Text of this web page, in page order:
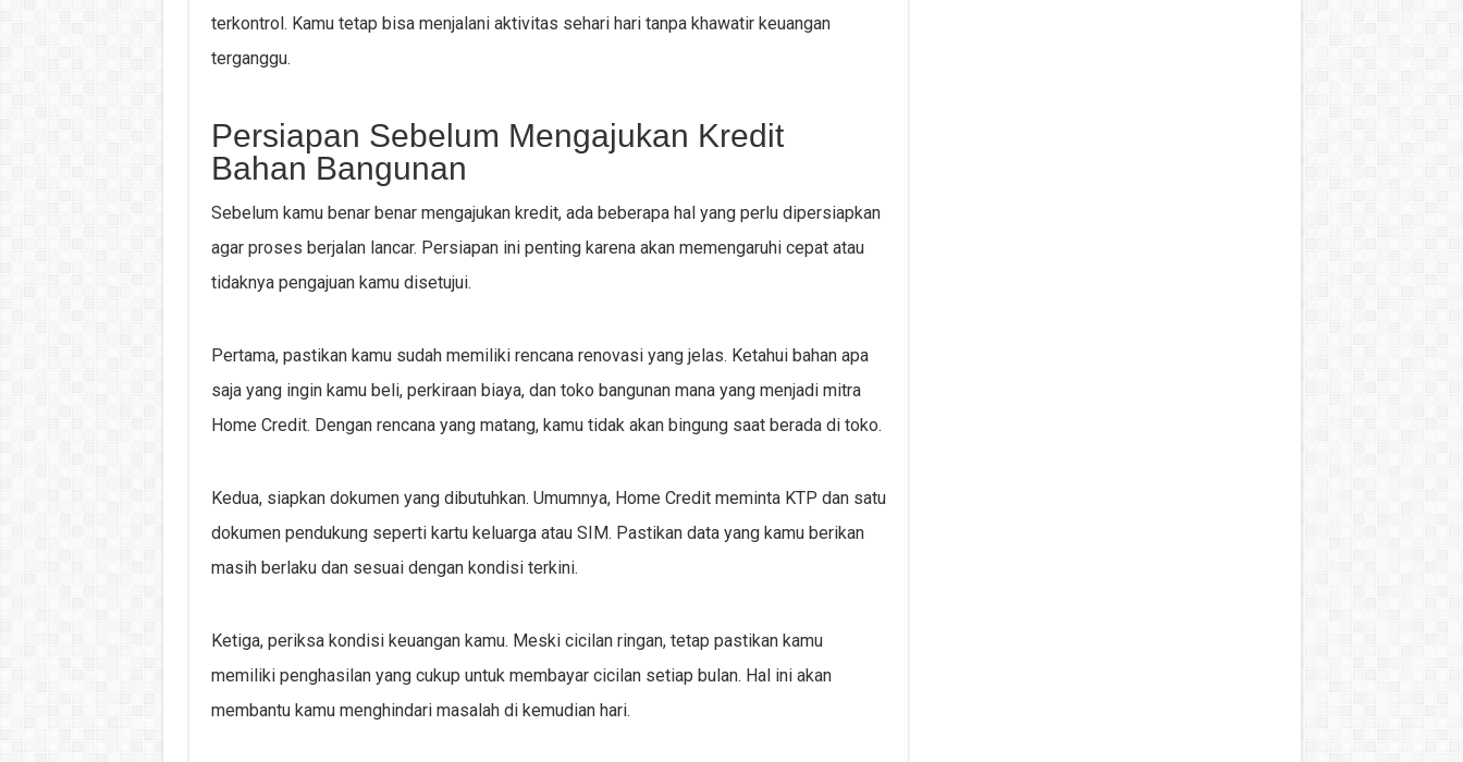
terkontrol. Kamu tetap bisa menjalani aktivitas sehari hari tanpa khawatir keuangan
terganggu.
Persiapan Sebelum Mengajukan Kredit
Bahan Bangunan
Sebelum kamu benar benar mengajukan kredit, ada beberapa hal yang perlu dipersiapkan
agar proses berjalan lancar. Persiapan ini penting karena akan memengaruhi cepat atau
tidaknya pengajuan kamu disetujui.
Pertama, pastikan kamu sudah memiliki rencana renovasi yang jelas. Ketahui bahan apa
saja yang ingin kamu beli, perkiraan biaya, dan toko bangunan mana yang menjadi mitra
Home Credit. Dengan rencana yang matang, kamu tidak akan bingung saat berada di toko.
Kedua, siapkan dokumen yang dibutuhkan. Umumnya, Home Credit meminta KTP dan satu
dokumen pendukung seperti kartu keluarga atau SIM. Pastikan data yang kamu berikan
masih berlaku dan sesuai dengan kondisi terkini.
Ketiga, periksa kondisi keuangan kamu. Meski cicilan ringan, tetap pastikan kamu
memiliki penghasilan yang cukup untuk membayar cicilan setiap bulan. Hal ini akan
membantu kamu menghindari masalah di kemudian hari.